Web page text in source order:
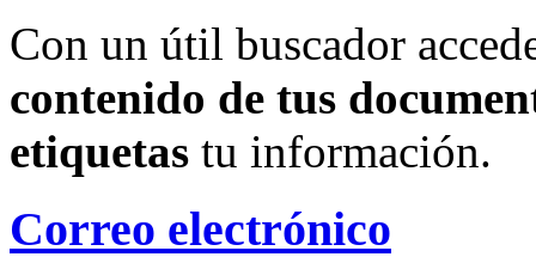
Con un útil buscador
contenido de tus
etiquetas tu información.
Correo electrónico